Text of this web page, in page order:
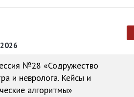
№28 «Содружество
и невролога. Кейсы и
алгоритмы»